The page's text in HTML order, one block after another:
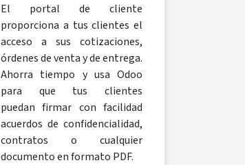
El portal de cliente
proporciona a tus clientes el
acceso a sus cotizaciones,
órdenes de venta y de entrega.
Ahorra tiempo y usa Odoo
para que tus clientes
puedan firmar con facilidad
acuerdos de confidencialidad,
contratos o cualquier
documento en formato PDF.